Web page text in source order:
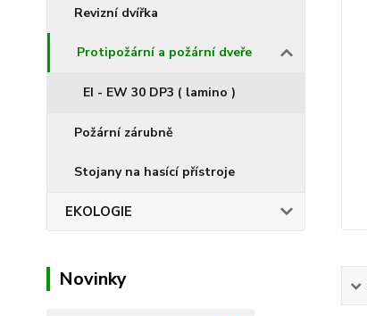
Revizní dvířka
Protipožární a požární dveře
EI - EW 30 DP3 ( lamino )
Požární zárubně
Stojany na hasící přístroje
EKOLOGIE
Novinky